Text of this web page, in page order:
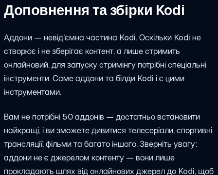
Доповнення та збірки Kodi
Аддони — невід'ємна частина Kodi. Оскільки Kodi не
створює і не зберігає контент, а лише стримить
онлайновий, для запуску стримінгу потрібні спеціальні
інструменти. Саме аддони та білди Kodi і є цими
інструментами.
Вам не потрібні 50 аддонів — достатньо встановити
найкращі, і ви зможете дивитися телесеріали, спортивні
трансляції, фільми та багато іншого. Зверніть увагу:
аддони не є джерелом контенту — вони лише
прокладають шлях від онлайнових джерел до Kodi, щоб